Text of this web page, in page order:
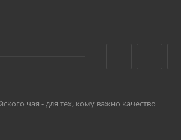
чая - для тех, кому важно качество